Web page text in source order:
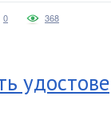
0 368